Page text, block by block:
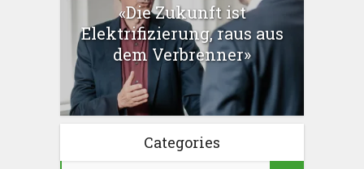
«Die Zukunft ist
Elektrifizierung, raus aus
dem Verbrenner»
Categories